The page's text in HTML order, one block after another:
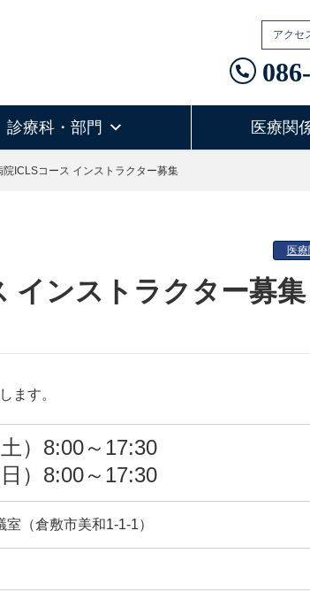
アクセ
診療科・部門 医療関
院ICLSコース インストラクター募集
医
インストラクター募集
ます。
）8:00～17:30
）8:00～17:30
（倉敷市美和1-1-1）